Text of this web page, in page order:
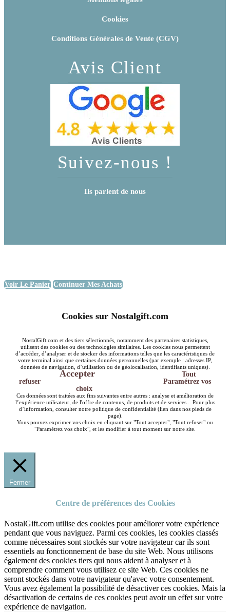
Cookies
Conditions Générales de Vente (CGV)
Avis Client
Suivez-nous !
Ils parlent de nous
Voir Le Panier Continuer Mes Achats
Cookies sur Nostalgift.com
NostalGift.com et des tiers sélectionnés, notamment des partenaires statistiques,
utilisent des cookies ou des technologies similaires. Les cookies nous permettent
d’accéder, d’analyser et de stocker des informations telles que les caractéristiques de
votre terminal ainsi que certaines données personnelles (par exemple : adresses IP,
données de navigation, d’utilisation ou de géolocalisation, identifiants uniques).
Accepter
Tout
refuser
Paramétrez vos
choix
Ces données sont traitées aux fins suivantes entre autres : analyse et amélioration de
l’expérience utilisateur, de l'offre de contenus, de produits et de services... Pour plus
d’information, consulter notre politique de confidentialité (lien dans nos pieds de
page).
Vous pouvez exprimer vos choix en cliquant sur "Tout accepter", "Tout refuser" ou
"Paramétrez vos choix", et les modifier à tout moment sur notre site.
Fermer
Centre de préférences des Cookies
NostalGift.com utilise des cookies pour améliorer votre expérience
pendant que vous naviguez. Parmi ces cookies, les cookies classés
comme nécessaires sont stockés sur votre navigateur car ils sont
essentiels au fonctionnement de base du site Web. Nous utilisons
également des cookies tiers qui nous aident à analyser et à
comprendre comment vous utilisez ce site Web. Ces cookies ne
seront stockés dans votre navigateur qu'avec votre consentement.
Vous avez également la possibilité de désactiver ces cookies. Mais la
désactivation de certains de ces cookies peut avoir un effet sur votre
expérience de navigation.